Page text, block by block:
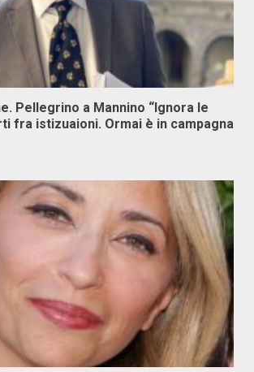
Pellegrino a Mannino “Ignora le
fra istizuaioni. Ormai è in campagna